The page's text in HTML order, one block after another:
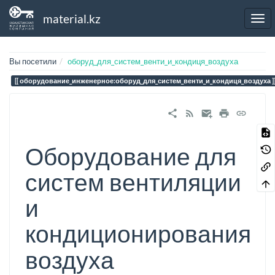
material.kz
Вы посетили оборуд_для_систем_венти_и_кондиця_воздуха
оборудование_инженерное:оборуд_для_систем_венти_и_кондиця_воздуха
Оборудование для
систем вентиляции
и
кондиционирования
воздуха